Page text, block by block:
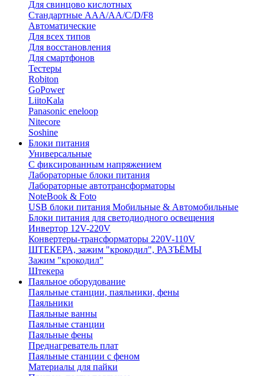
Для свинцово кислотных
Стандартные ААА/АА/С/D/F8
Автоматические
Для всех типов
Для восстановления
Для смартфонов
Тестеры
Robiton
GoPower
LiitoKala
Panasonic eneloop
Nitecore
Soshine
Блоки питания
Универсальные
C фиксированным напряжением
Лабораторные блоки питания
Лабораторные автотрансформаторы
NoteBook & Foto
USB блоки питания Мобильные & Автомобильные
Блоки питания для светодиодного освещения
Инвертор 12V-220V
Конвертеры-трансформаторы 220V-110V
ШТЕКЕРА, зажим "крокодил", РАЗЪЁМЫ
Зажим "крокодил"
Штекера
Паяльное оборудование
Паяльные станции, паяльники, фены
Паяльники
Паяльные ванны
Паяльные станции
Паяльные фены
Преднагреватель плат
Паяльные станции с феном
Материалы для пайки